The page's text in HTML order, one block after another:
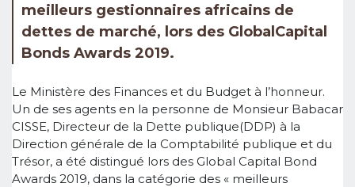
meilleurs gestionnaires africains de
dettes de marché, lors des GlobalCapital
Bonds Awards 2019.
Le Ministère des Finances et du Budget à l’honneur.
Un de ses agents en la personne de Monsieur Babacar
CISSE, Directeur de la Dette publique(DDP) à la
Direction générale de la Comptabilité publique et du
Trésor, a été distingué lors des Global Capital Bond
Awards 2019, dans la catégorie des « meilleurs